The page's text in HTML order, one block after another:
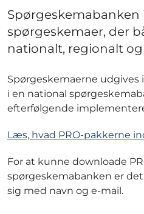
Spørgeskemabanken
spørgeskemaer, der
nationalt, regionalt
Spørgeskemaerne udgives
i en national
efterfølgende
Læs, hvad PRO-pakkerne
For at kunne downloade
spørgeskemabanken er
sig med navn og e-mail.